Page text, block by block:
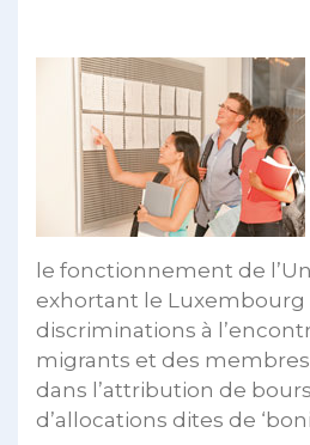
le fonctionnement de
exhortant le Luxembourg
discriminations à
migrants et des
dans l’attribution de
d’allocations dites de